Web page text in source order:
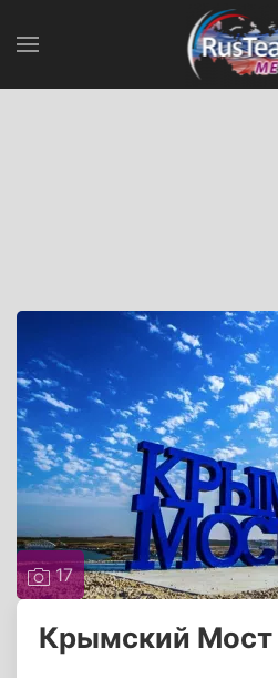
17
Крымский Мост